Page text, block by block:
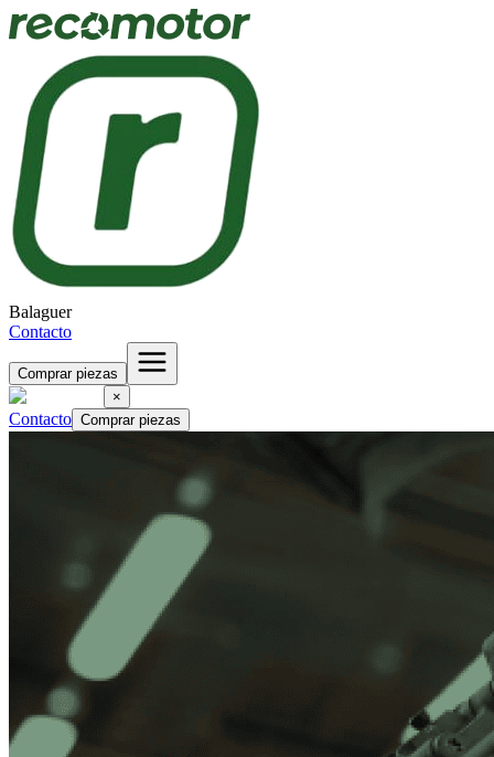
Balaguer
Contacto
Comprar piezas
×
Contacto Comprar piezas